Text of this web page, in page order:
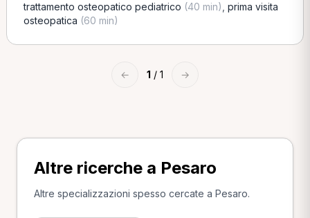
trattamento osteopatico pediatrico (40 min) prima visita
osteopatica (60 min)
← 1 / 1 →
Altre ricerche a Pesaro
Altre specializzazioni spesso cercate a Pesaro.